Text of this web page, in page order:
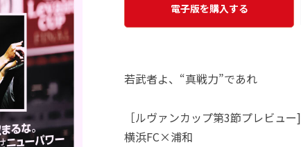
電子版を購入する
若武者よ、“真戦力”であれ
［ルヴァンカップ第3節プレビュー]
横浜FC×浦和